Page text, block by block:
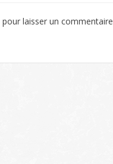
pour laisser un commentaire